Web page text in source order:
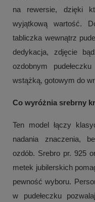
na rewersie, dzięki
wyjątkową wartość.
tabliczka wewnątrz
dedykacja, zdjęcie
ozdobnym
wstążką, gotowym do
Co wyróżnia srebrny
Ten model łączy
nadania znaczenia,
ozdób. Srebro pr. 925
metek jubilerskich
pewność wyboru.
w pudełeczku